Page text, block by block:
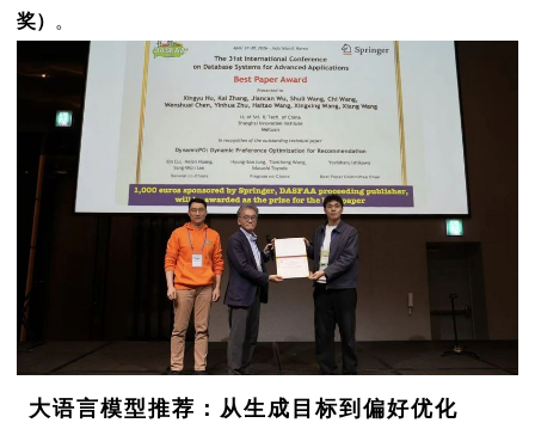
奖）
。
大语言模型推荐：从生成目标到偏好优化